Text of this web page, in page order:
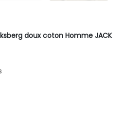
doux coton Homme JACK